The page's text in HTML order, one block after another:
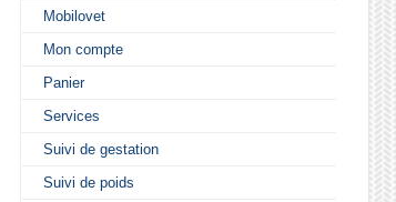
Mobilovet
Mon compte
Panier
Services
Suivi de gestation
Suivi de poids